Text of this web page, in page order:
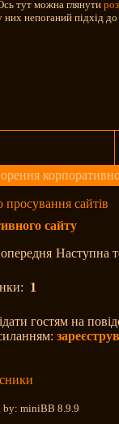
тут можна глянути
них непоганий підхід
сайтів
сайту
Наступна
1
гостям на
by: miniBB 8.9.9